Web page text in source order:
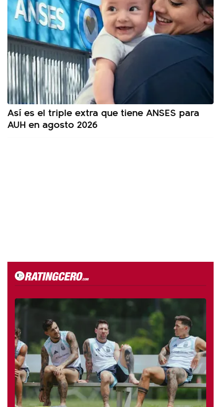
Así es el triple extra que tiene ANSES para
AUH en agosto 2026